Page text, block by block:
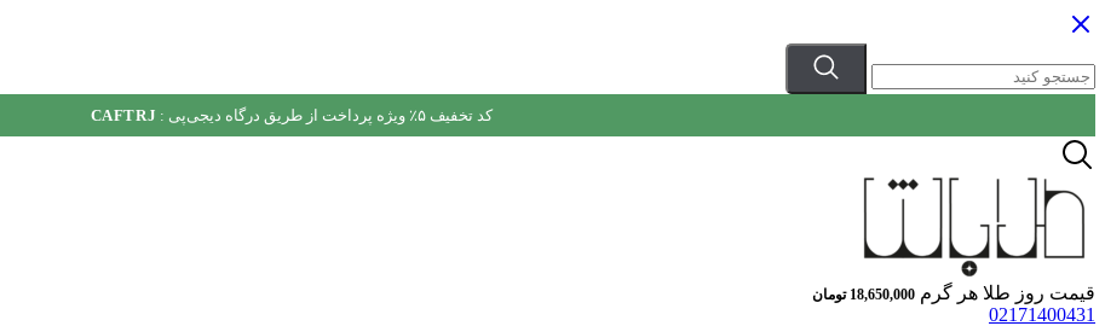
کد تخفیف ۵٪ ویژه پرداخت از طریق درگاه دیجی‌پی : CAFTRJ
قیمت روز طلا هر گرم 18,650,000 تومان
02171400431